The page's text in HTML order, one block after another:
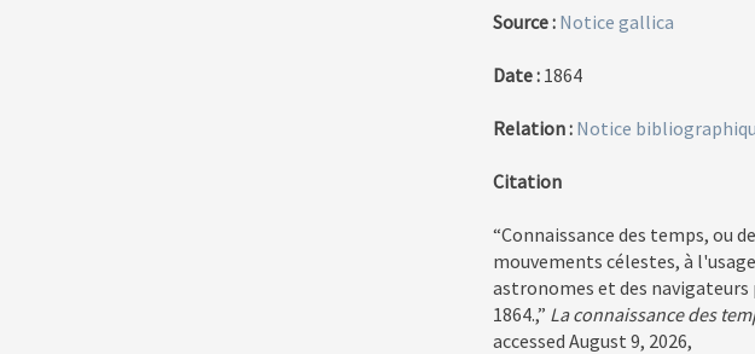
Source : Notice gallica
Date : 1864
Relation : Notice
Citation
“Connaissance des temps, ou
mouvements célestes, à
astronomes et des navigateurs
1864.,” La connaissance des
accessed August 9, 2026,